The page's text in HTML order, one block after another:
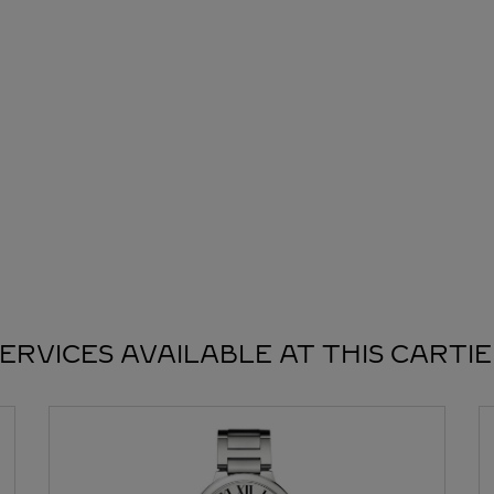
AVAILABLE AT THIS